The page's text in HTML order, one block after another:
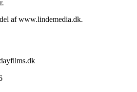
af www.lindemedia.dk.